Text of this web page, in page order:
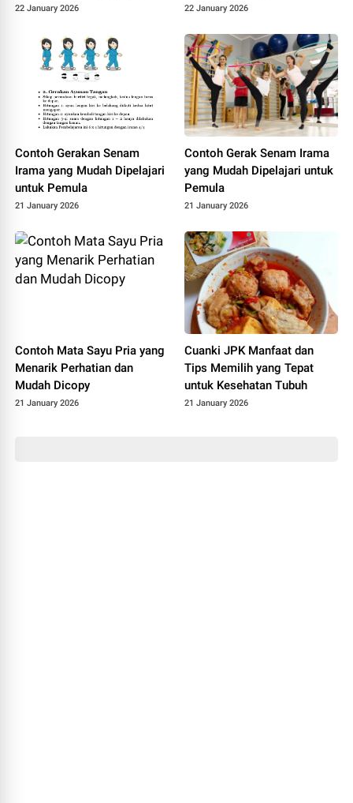
Error: Bad Request for url:
intl.aliyuncs.com/compatibl
mode/v1/chat/completions
22 January 2026 22 January 2026
Contoh Gerakan Senam
Irama yang Mudah Dipelajari
untuk Pemula
21 January 2026
Contoh Gerak Senam Irama
yang Mudah Dipelajari untuk
Pemula
21 January 2026
Contoh Mata Sayu Pria yang
Menarik Perhatian dan
Mudah Dicopy
21 January 2026
Cuanki JPK Manfaat dan
Tips Memilih yang Tepat
untuk Kesehatan Tubuh
21 January 2026